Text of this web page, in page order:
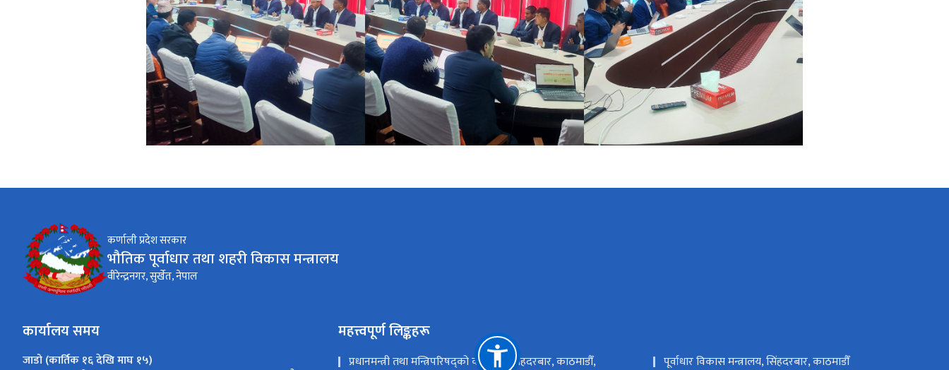
कर्णाली प्रदेश सरकार
भौतिक पूर्वाधार तथा शहरी विकास मन्त्रालय
वीरेन्द्रनगर, सुर्खेत, नेपाल
कार्यालय समय
जाडो (कार्तिक १६ देखि माघ १५)
महत्त्वपूर्ण लिङ्कहरू
प्रधानमन्त्री तथा मन्त्रिपरिषद्को कार्यालय सिंहदरबार, काठमाडौँ,
पूर्वाधार विकास मन्त्रालय, सिंहदरबार, काठमाडौँ